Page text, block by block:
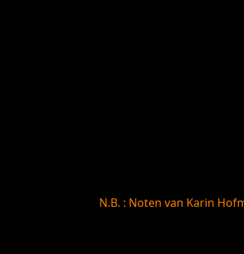
N.B. : Noten van Karin